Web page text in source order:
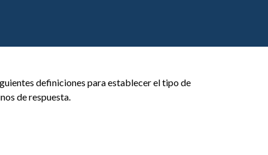
definiciones para establecer el tipo de
de respuesta.